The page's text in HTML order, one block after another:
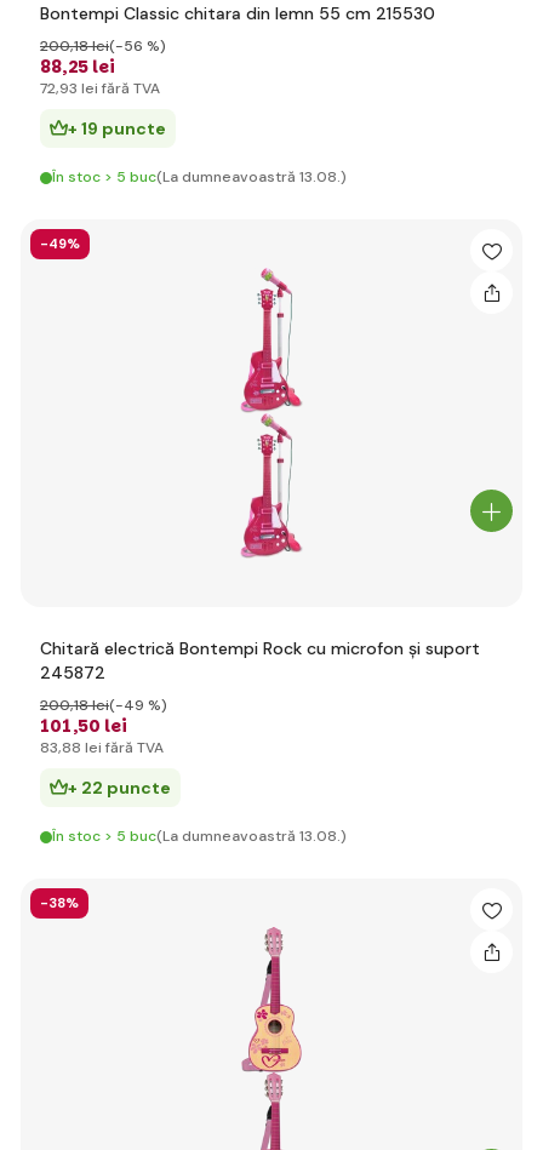
Bontempi Classic chitara din lemn 55 cm 215530
88,25 lei
200,18 lei(-56 %)
72,93 lei fără TVA
+ 19 puncte
În stoc > 5 buc(La dumneavoastră 13.08.)
-49%
Chitară electrică Bontempi Rock cu microfon și suport
245872
101,50 lei
200,18 lei(-49 %)
83,88 lei fără TVA
+ 22 puncte
În stoc > 5 buc(La dumneavoastră 13.08.)
-38%